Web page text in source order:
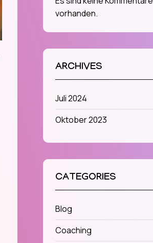
vorhanden.
ARCHIVES
Juli 2024
Oktober 2023
CATEGORIES
Blog
Coaching